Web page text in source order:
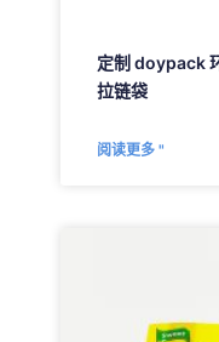
定制 doypack
拉链袋
阅读更多 "